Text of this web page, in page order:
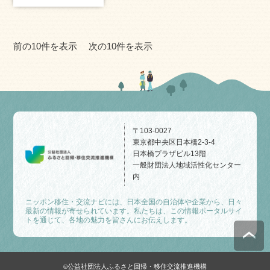
前の10件を表示 次の10件を表示
〒103-0027
東京都中央区日本橋2-3-4
日本橋プラザビル13階
一般財団法人地域活性化センター
内
ニッポン移住・交流ナビには、日本全国の自治体や企業から、日々
最新の情報が寄せられています。私たちは、この情報ポータルサイ
トを通じて、各地の魅力を皆さんにお伝えします。
©公益社団法人ふるさと回帰・移住交流推進機構